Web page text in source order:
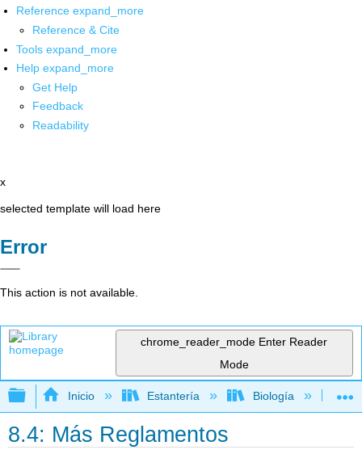
Reference expand_more
Reference & Cite
Tools expand_more
Help expand_more
Get Help
Feedback
Readability
x
selected template will load here
Error
This action is not available.
chrome_reader_mode Enter Reader
Mode
Expandir/contraer jerarquía global
Inicio Estantería Biología
8.4: Más Reglamentos